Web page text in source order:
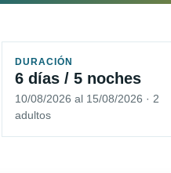
DURACIÓN
6 días / 5 noches
10/08/2026 al 15/08/2026 · 2
adultos